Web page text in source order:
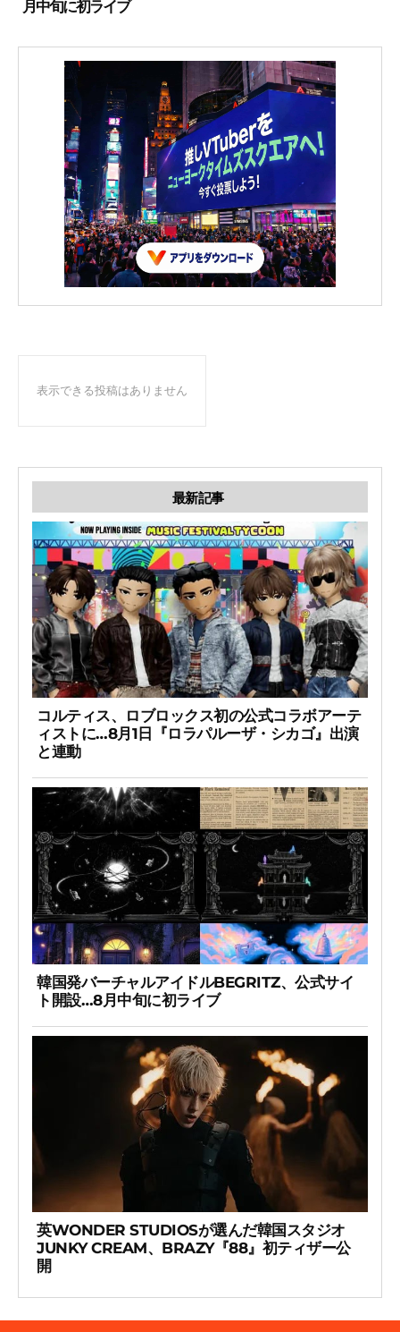
月中旬に初ライブ
表示できる投稿はありません
最新記事
コルティス、ロブロックス初の公式コラボアーテ
ィストに…8月1日『ロラパルーザ・シカゴ』出演
と連動
韓国発バーチャルアイドルBEGRITZ、公式サイ
ト開設…8月中旬に初ライブ
英WONDER STUDIOSが選んだ韓国スタジオ
JUNKY CREAM、BRAZY『88』初ティザー公
開